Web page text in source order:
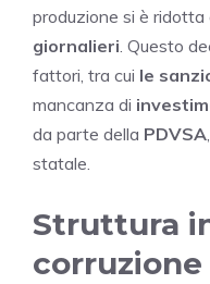
produzione si è ridotta
giornalieri. Questo
fattori, tra cui le
mancanza di
da parte della PDVSA
statale.
Struttura
corruzione